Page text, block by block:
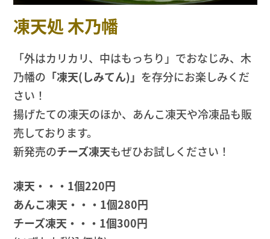
凍天処 木乃幡
「外はカリカリ、中はもっちり」でおなじみ、木
乃幡の 「凍天(しみてん)」 を存分にお楽しみくだ
さい！
揚げたての凍天のほか、あんこ凍天や冷凍品も販
売しております。
新発売のチーズ凍天もぜひお試しください！
凍天・・・1個220円
あんこ凍天・・・1個280円
チーズ凍天・・・1個300円